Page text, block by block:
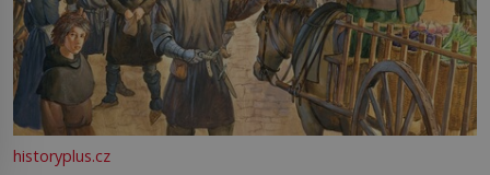
historyplus.cz